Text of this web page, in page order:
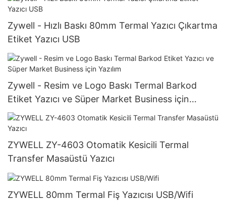
Zywell - Hızlı Baskı 80mm Termal Yazıcı Çıkartma
Etiket Yazıcı USB
Zywell - Resim ve Logo Baskı Termal Barkod
Etiket Yazıcı ve Süper Market Business için
Yazılım
ZYWELL ZY-4603 Otomatik Kesicili Termal
Transfer Masaüstü Yazıcı
ZYWELL 80mm Termal Fiş Yazıcısı USB/Wifi